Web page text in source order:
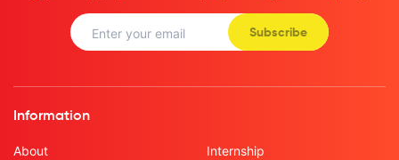
Subscribe
Information
About
Internship